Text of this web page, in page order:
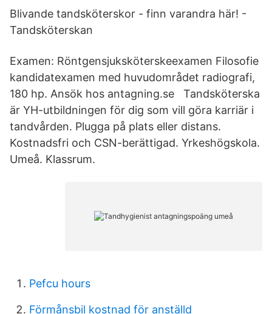
Blivande tandsköterskor - finn varandra här! -
Tandsköterskan
Examen: Röntgensjuksköterskeexamen Filosofie
kandidatexamen med huvudområdet radiografi,
180 hp. Ansök hos antagning.se Tandsköterska
är YH-utbildningen för dig som vill göra karriär i
tandvården. Plugga på plats eller distans.
Kostnadsfri och CSN-berättigad. Yrkeshögskola.
Umeå. Klassrum.
Pefcu hours
Förmånsbil kostnad för anställd